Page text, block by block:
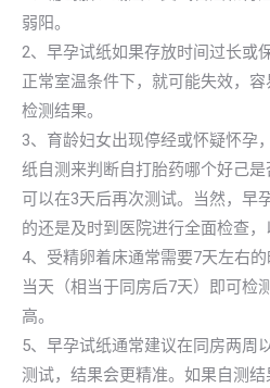
弱阳。
2、早孕试纸如果存放时间过长或
正常室温条件下，就可能失效，
检测结果。
3、育龄妇女出现停经或怀疑怀孕
纸自测来判断自打胎药哪个好己是
可以在3天后再次测试。当然，早
的还是及时到医院进行全面检查，
4、受精卵着床通常需要7天左右
当天（相当于同房后7天）即可检
高。
5、早孕试纸通常建议在同房两周
测试，结果会更精准。如果自测